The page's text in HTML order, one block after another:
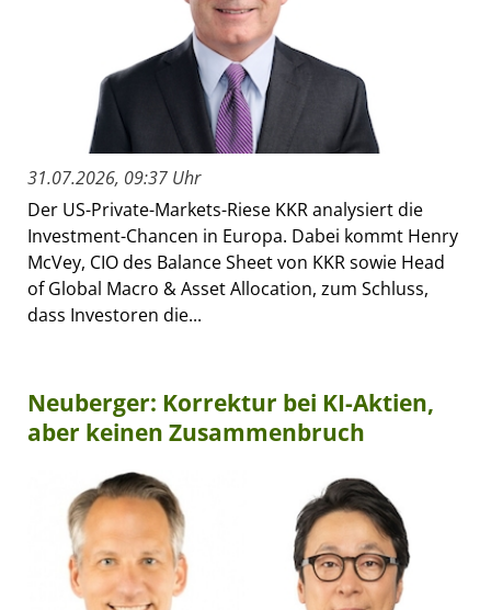
31.07.2026, 09:37 Uhr
Der US-Private-Markets-Riese KKR analysiert die
Investment-Chancen in Europa. Dabei kommt Henry
McVey, CIO des Balance Sheet von KKR sowie Head
of Global Macro & Asset Allocation, zum Schluss,
dass Investoren die...
Neuberger: Korrektur bei KI-Aktien,
aber keinen Zusammenbruch